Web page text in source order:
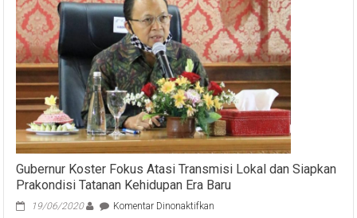
Amankan
KTT
ASEAN
2023
Gubernur Koster Fokus Atasi Transmisi Lokal dan Siapkan
Prakondisi Tatanan Kehidupan Era Baru
19/06/2020 Komentar Dinonaktifkan